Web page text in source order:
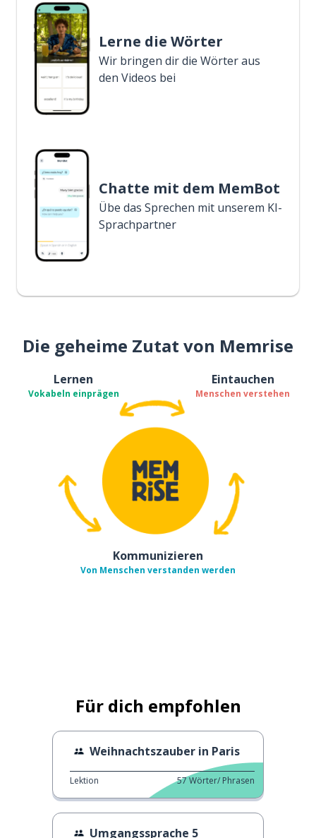
Lerne die Wörter
Wir bringen dir die Wörter aus
den Videos bei
Chatte mit dem MemBot
Übe das Sprechen mit unserem KI-
Sprachpartner
Die geheime Zutat von Memrise
Lernen
Vokabeln einprägen
Eintauchen
Menschen verstehen
Kommunizieren
Von Menschen verstanden werden
Für dich empfohlen
Weihnachtszauber in Paris
Lektion 57Wörter/ Phrasen
Umgangssprache 5